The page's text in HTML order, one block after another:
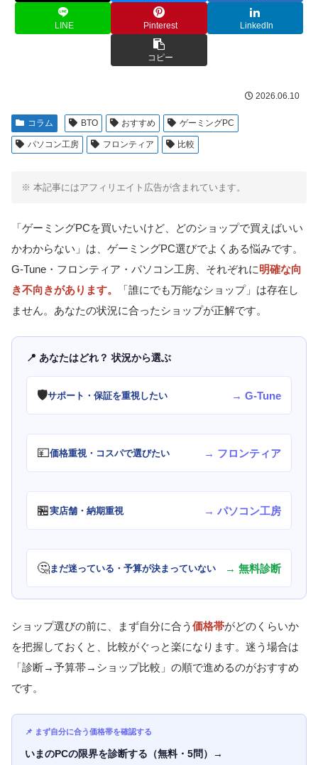
LINE Pinterest LinkedIn
コピー
2026.06.10
コラム BTO おすすめ ゲーミングPC
パソコン工房 フロンティア 比較
※ 本記事にはアフィリエイト広告が含まれています。
「ゲーミングPCを買いたいけど、どのショップで買えばいい
かわからない」は、ゲーミングPC選びでよくある悩みです。
G-Tune・フロンティア・パソコン工房、それぞれに明確な向
き不向きがあります。
「誰にでも万能なショップ」は存在し
ません。あなたの状況に合ったショップが正解です。
📍 あなたはどれ？ 状況から選ぶ
🛡サポート・保証を重視したい → G-Tune
💴価格重視・コスパで選びたい → フロンティア
🏪実店舗・納期重視 → パソコン工房
🤔まだ迷っている・予算が決まっていない → 無料診断
ショップ選びの前に、まず自分に合う 価格帯がどのくらいか
を把握しておくと、比較がぐっと楽になります。迷う場合は
「診断→予算帯→ショップ比較」の順で進めるのがおすすめ
です。
📌 まず自分に合う価格帯を確認する
いまのPCの限界を診断する（無料・5問）→